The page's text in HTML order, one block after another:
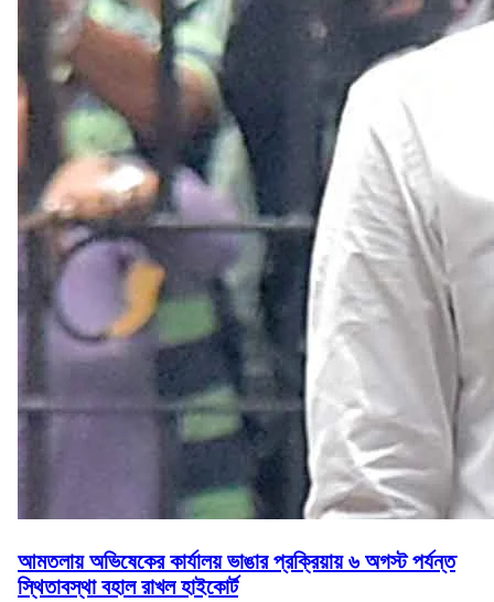
আমতলায় অভিষেকের কার্যালয় ভাঙার প্রক্রিয়ায় ৬ অগস্ট পর্যন্ত
স্থিতাবস্থা বহাল রাখল হাইকোর্ট